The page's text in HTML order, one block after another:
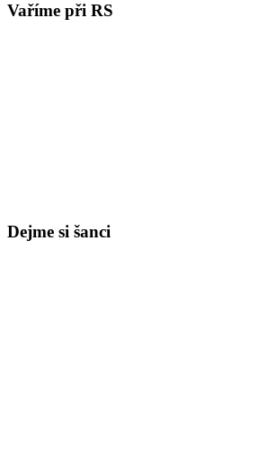
Vaříme při RS
Dejme si šanci